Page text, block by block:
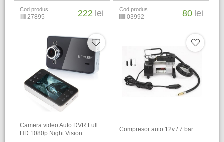
Cod produs
27895 222 lei Cod produs
03992 80 lei
Camera video Auto DVR Full
HD 1080p Night Vision
Compresor auto 12v / 7 bar